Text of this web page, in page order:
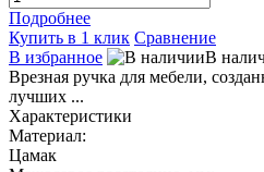
Подробнее
Купить в 1 клик Сравнение
В избранное
В
Врезная ручка для мебели,
лучших ...
Характеристики
Материал:
Цамак